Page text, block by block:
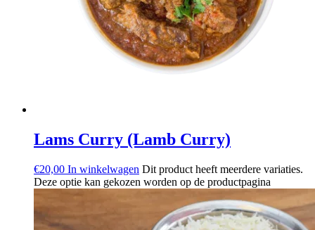
Lams Curry (Lamb Curry)
€20,00 In winkelwagen Dit product heeft meerdere variaties.
Deze optie kan gekozen worden op de productpagina